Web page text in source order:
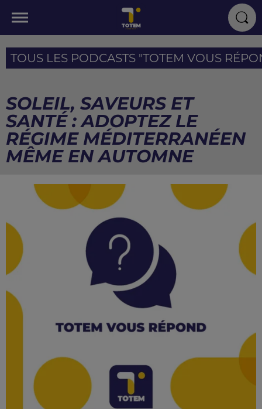
TOUS LES PODCASTS "TOTEM VOUS
SOLEIL, SAVEURS ET
SANTÉ : ADOPTEZ LE
RÉGIME MÉDITERRANÉEN
MÊME EN AUTOMNE